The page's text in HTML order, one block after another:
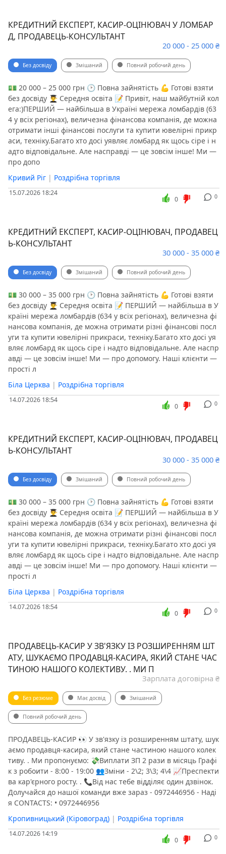
КРЕДИТНИЙ ЕКСПЕРТ, КАСИР-ОЦІНЮВАЧ У ЛОМБАР
Д, ПРОДАВЕЦЬ-КОНСУЛЬТАНТ
20 000 - 25 000 ₴
Без досвіду Змішаний Повний робочий день
💵 20 000 – 25 000 грн 🕑 Повна зайнятість 💪 Готові взяти
без досвіду 👨‍🎓 Середня освіта 📝 Привіт, наш майбутній кол
ега:)ПЕРШИЙ — найбільша в Україні мережа ломбардів (63
4 у всіх регіонах), величезна фінансова компанія, де можна
отримати інші фінансові послуги та купити ювелірні прикр
аси, техніку.Багато хто досі уявляє ломбард як щось сіре і н
адто відповідальне. Але насправді — це зовсім інше! Ми —
про допо
Кривий Ріг | Роздрібна торгівля
15.07.2026 18:24 0
0
КРЕДИТНИЙ ЕКСПЕРТ, КАСИР-ОЦІНЮВАЧ, ПРОДАВЕЦ
Ь-КОНСУЛЬТАНТ
30 000 - 35 000 ₴
Без досвіду Змішаний Повний робочий день
💵 30 000 – 35 000 грн 🕑 Повна зайнятість 💪 Готові взяти
без досвіду 👨‍🎓 Середня освіта 📝 ПЕРШИЙ — найбільша в У
країні мережа ломбардів (634 у всіх регіонах), величезна фі
нансова компанія, де можна отримати різні фінансові посл
уги та купити ювелірні прикраси, техніку.Багато хто досі уя
вляє ломбард як щось сіре і надто відповідальне. Але наспр
авді — це зовсім інше! Ми — про допомогу. Наші клієнти —
прості л
Біла Церква | Роздрібна торгівля
14.07.2026 18:54 0
0
КРЕДИТНИЙ ЕКСПЕРТ, КАСИР-ОЦІНЮВАЧ, ПРОДАВЕЦ
Ь-КОНСУЛЬТАНТ
30 000 - 35 000 ₴
Без досвіду Змішаний Повний робочий день
💵 30 000 – 35 000 грн 🕑 Повна зайнятість 💪 Готові взяти
без досвіду 👨‍🎓 Середня освіта 📝 ПЕРШИЙ — найбільша в У
країні мережа ломбардів (634 у всіх регіонах), величезна фі
нансова компанія, де можна отримати різні фінансові посл
уги та купити ювелірні прикраси, техніку.Багато хто досі уя
вляє ломбард як щось сіре і надто відповідальне. Але наспр
авді — це зовсім інше! Ми — про допомогу. Наші клієнти —
прості л
Біла Церква | Роздрібна торгівля
14.07.2026 18:54 0
0
ПРОДАВЕЦЬ-КАСИР У ЗВ'ЯЗКУ ІЗ РОЗШИРЕННЯМ ШТ
АТУ, ШУКАЄМО ПРОДАВЦЯ-КАСИРА, ЯКИЙ СТАНЕ ЧАС
ТИНОЮ НАШОГО КОЛЕКТИВУ. . МИ П
Зарплата договірна ₴
Без резюме Має досвід Змішаний
Повний робочий день
ПРОДАВЕЦЬ-КАСИР 👀 У зв'язку із розширенням штату, шук
аємо продавця-касира, який стане частиною нашого колек
тиву. . Ми пропонуємо: 💸Виплати ЗП 2 рази в місяць Графі
к з робоити - 8:00 - 19:00 👥Зміни - 2\2; 3\3; 4\4 📈Преспекти
ва кар'єрного росту. . 📞Від нас тебе відділяє один дзвінок.
Долучайся до нашої команди вже зараз - 0972446956 - Наді
я CONTACTS: • 0972446956
Кропивницький (Кіровоград) | Роздрібна торгівля
14.07.2026 14:19 0
0